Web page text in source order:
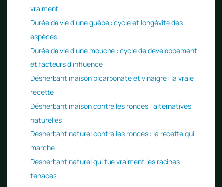
vraiment
Durée de vie d'une guêpe : cycle et longévité des
espèces
Durée de vie d'une mouche : cycle de développement
et facteurs d'influence
Désherbant maison bicarbonate et vinaigre : la vraie
recette
Désherbant maison contre les ronces : alternatives
naturelles
Désherbant naturel contre les ronces : la recette qui
marche
Désherbant naturel qui tue vraiment les racines
tenaces